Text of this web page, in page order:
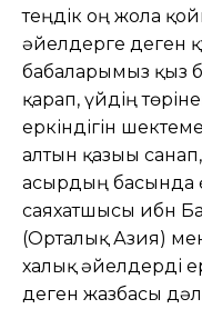
теңдік оң жолға
әйелдерге деген
бабаларымыз қыз
қарап, үйдің
еркіндігін
алтын қазығы
ғасырдың басында
саяхатшысы ибн
(Орталық Азия)
халық әйелдерді
деген жазбасы